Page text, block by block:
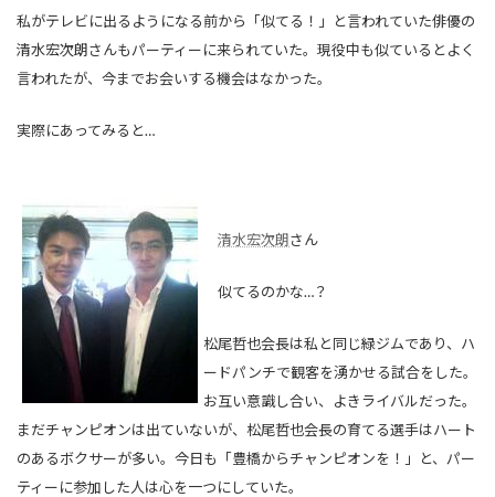
私がテレビに出るようになる前から「似てる！」と言われていた俳優の
清水宏次朗さんもパーティーに来られていた。現役中も似ているとよく
言われたが、今までお会いする機会はなかった。
実際にあってみると…
清水宏次朗さん
似てるのかな…？
松尾哲也会長は私と同じ緑ジムであり、ハ
ードパンチで観客を湧かせる試合をした。
お互い意識し合い、よきライバルだった。
まだチャンピオンは出ていないが、松尾哲也会長の育てる選手はハート
のあるボクサーが多い。今日も「豊橋からチャンピオンを！」と、パー
ティーに参加した人は心を一つにしていた。